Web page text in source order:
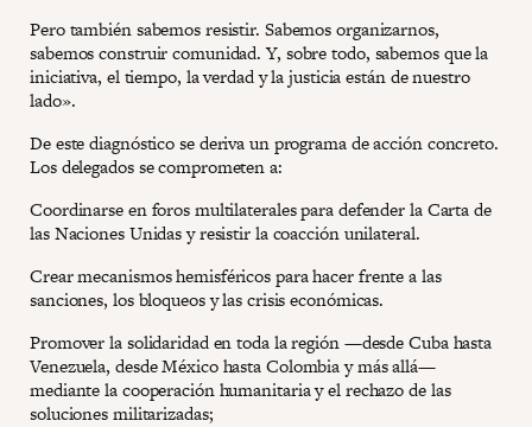
Pero también sabemos resistir. Sabemos organizarnos,
sabemos construir comunidad. Y, sobre todo, sabemos que la
iniciativa, el tiempo, la verdad y la justicia están de nuestro
lado».
De este diagnóstico se deriva un programa de acción concreto.
Los delegados se comprometen a:
Coordinarse en foros multilaterales para defender la Carta de
las Naciones Unidas y resistir la coacción unilateral.
Crear mecanismos hemisféricos para hacer frente a las
sanciones, los bloqueos y las crisis económicas.
Promover la solidaridad en toda la región —desde Cuba hasta
Venezuela, desde México hasta Colombia y más allá—
mediante la cooperación humanitaria y el rechazo de las
soluciones militarizadas;